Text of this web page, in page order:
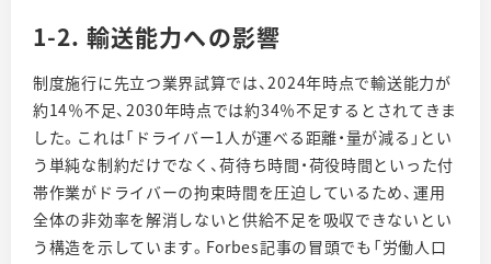
1-2. 輸送能力への影響
制度施行に先立つ業界試算では、2024年時点で輸送能力が
約14％不足、2030年時点では約34％不足するとされてきま
した。これは「ドライバー1人が運べる距離・量が減る」とい
う単純な制約だけでなく、荷待ち時間・荷役時間といった付
帯作業がドライバーの拘束時間を圧迫しているため、運用
全体の非効率を解消しないと供給不足を吸収できないとい
う構造を示しています。Forbes記事の冒頭でも「労働人口